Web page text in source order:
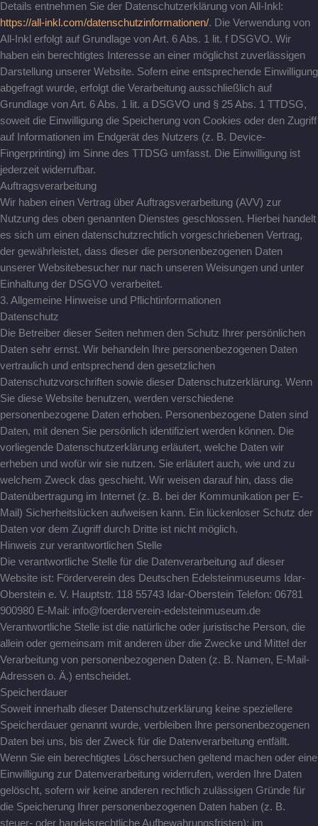
Details entnehmen Sie der Datenschutzerklärung von All-Inkl:
https://all-inkl.com/datenschutzinformationen/. Die Verwendung von
All-Inkl erfolgt auf Grundlage von Art. 6 Abs. 1 lit. f DSGVO. Wir
haben ein berechtigtes Interesse an einer möglichst zuverlässigen
Darstellung unserer Website. Sofern eine entsprechende Einwilligung
abgefragt wurde, erfolgt die Verarbeitung ausschließlich auf
Grundlage von Art. 6 Abs. 1 lit. a DSGVO und § 25 Abs. 1 TTDSG,
soweit die Einwilligung die Speicherung von Cookies oder den Zugriff
auf Informationen im Endgerät des Nutzers (z. B. Device-
Fingerprinting) im Sinne des TTDSG umfasst. Die Einwilligung ist
jederzeit widerrufbar.
Auftragsverarbeitung
Wir haben einen Vertrag über Auftragsverarbeitung (AVV) zur
Nutzung des oben genannten Dienstes geschlossen. Hierbei handelt
es sich um einen datenschutzrechtlich vorgeschriebenen Vertrag,
der gewährleistet, dass dieser die personenbezogenen Daten
unserer Websitebesucher nur nach unseren Weisungen und unter
Einhaltung der DSGVO verarbeitet.
3. Allgemeine Hinweise und Pflicht­informationen
Datenschutz
Die Betreiber dieser Seiten nehmen den Schutz Ihrer persönlichen
Daten sehr ernst. Wir behandeln Ihre personenbezogenen Daten
vertraulich und entsprechend den gesetzlichen
Datenschutzvorschriften sowie dieser Datenschutzerklärung. Wenn
Sie diese Website benutzen, werden verschiedene
personenbezogene Daten erhoben. Personenbezogene Daten sind
Daten, mit denen Sie persönlich identifiziert werden können. Die
vorliegende Datenschutzerklärung erläutert, welche Daten wir
erheben und wofür wir sie nutzen. Sie erläutert auch, wie und zu
welchem Zweck das geschieht. Wir weisen darauf hin, dass die
Datenübertragung im Internet (z. B. bei der Kommunikation per E-
Mail) Sicherheitslücken aufweisen kann. Ein lückenloser Schutz der
Daten vor dem Zugriff durch Dritte ist nicht möglich.
Hinweis zur verantwortlichen Stelle
Die verantwortliche Stelle für die Datenverarbeitung auf dieser
Website ist: Förderverein des Deutschen Edelsteinmuseums Idar-
Oberstein e. V. Hauptstr. 118 55743 Idar-Oberstein Telefon: 06781
900980 E-Mail: info@foerderverein-edelsteinmuseum.de
Verantwortliche Stelle ist die natürliche oder juristische Person, die
allein oder gemeinsam mit anderen über die Zwecke und Mittel der
Verarbeitung von personenbezogenen Daten (z. B. Namen, E-Mail-
Adressen o. Ä.) entscheidet.
Speicherdauer
Soweit innerhalb dieser Datenschutzerklärung keine speziellere
Speicherdauer genannt wurde, verbleiben Ihre personenbezogenen
Daten bei uns, bis der Zweck für die Datenverarbeitung entfällt.
Wenn Sie ein berechtigtes Löschersuchen geltend machen oder eine
Einwilligung zur Datenverarbeitung widerrufen, werden Ihre Daten
gelöscht, sofern wir keine anderen rechtlich zulässigen Gründe für
die Speicherung Ihrer personenbezogenen Daten haben (z. B.
steuer- oder handelsrechtliche Aufbewahrungsfristen); im